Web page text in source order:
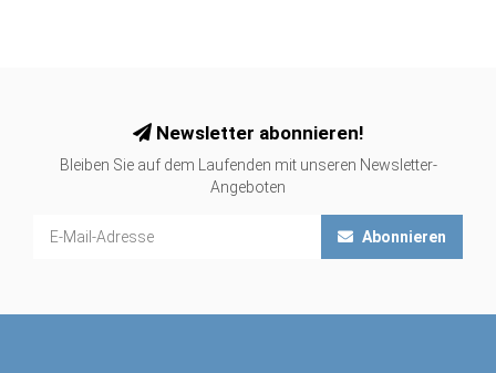
Newsletter abonnieren!
Bleiben Sie auf dem Laufenden mit unseren Newsletter-
Angeboten
Abonnieren